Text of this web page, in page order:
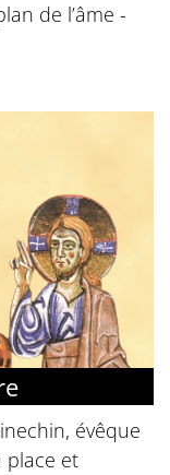
de l’âme -
évêque
place et